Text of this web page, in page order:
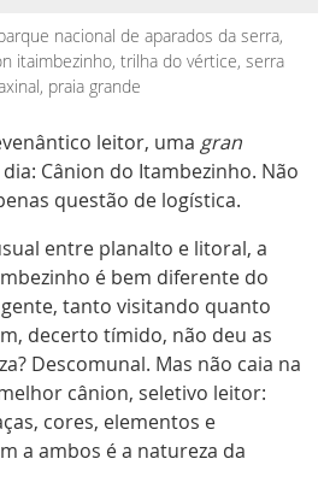
nacional de aparados da serra,
itaimbezinho, trilha do vértice, serra
praia grande
leitor, uma gran
Cânion do Itambezinho. Não
questão de logística.
entre planalto e litoral, a
é bem diferente do
tanto visitando quanto
decerto tímido, não deu as
Descomunal. Mas não caia na
cânion, seletivo leitor:
cores, elementos e
a ambos é a natureza da